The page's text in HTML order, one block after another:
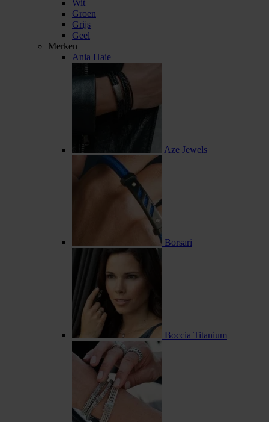
Wit
Groen
Grijs
Geel
Merken
Ania Haie
Aze Jewels
Borsari
Boccia Titanium